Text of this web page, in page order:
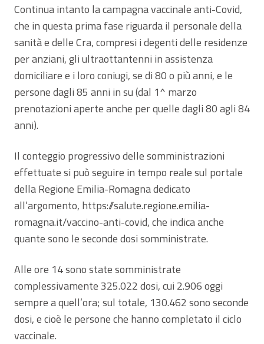
Continua intanto la campagna vaccinale anti-Covid,
che in questa prima fase riguarda il personale della
sanità e delle Cra, compresi i degenti delle residenze
per anziani, gli ultraottantenni in assistenza
domiciliare e i loro coniugi, se di 80 o più anni, e le
persone dagli 85 anni in su (dal 1^ marzo
prenotazioni aperte anche per quelle dagli 80 agli 84
anni).
Il conteggio progressivo delle somministrazioni
effettuate si può seguire in tempo reale sul portale
della Regione Emilia-Romagna dedicato
all’argomento, https://salute.regione.emilia-
romagna.it/vaccino-anti-covid, che indica anche
quante sono le seconde dosi somministrate.
Alle ore 14 sono state somministrate
complessivamente 325.022 dosi, cui 2.906 oggi
sempre a quell’ora; sul totale, 130.462 sono seconde
dosi, e cioè le persone che hanno completato il ciclo
vaccinale.